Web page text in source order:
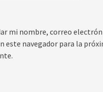
mi nombre, correo
este navegador para la